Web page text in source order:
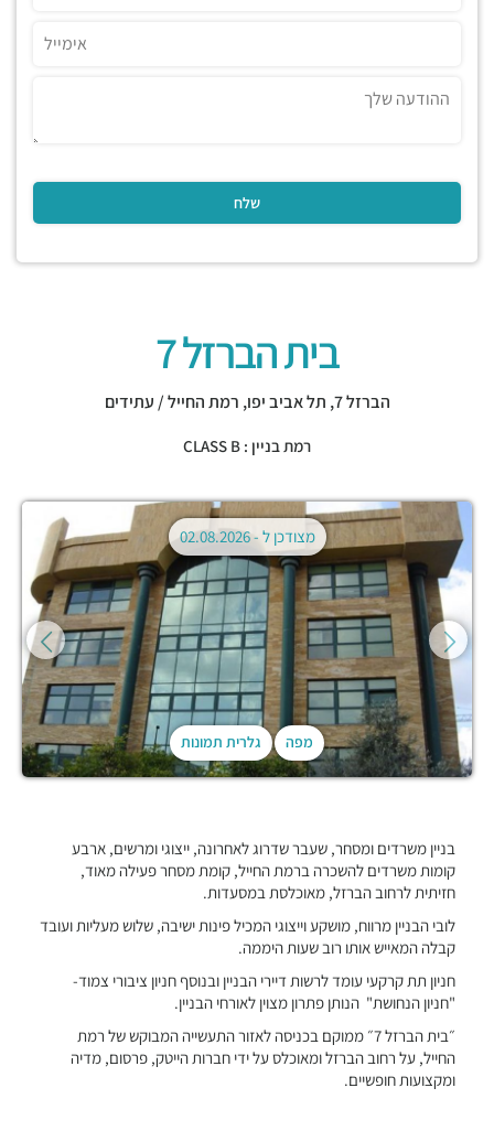
בית הברזל 7
הברזל 7, תל אביב יפו, רמת החייל / עתידים
רמת בניין : CLASS B
מפה גלרית תמונות
מצודכן ל -02.08.2026
בניין משרדים ומסחר, שעבר שדרוג לאחרונה, ייצוגי ומרשים, ארבע
קומות משרדים להשכרה ברמת החייל, קומת מסחר פעילה מאוד,
חזיתית לרחוב הברזל, מאוכלסת במסעדות.
לובי הבניין מרווח, מושקע וייצוגי המכיל פינות ישיבה, שלוש מעליות ועובד
קבלה המאייש אותו רוב שעות היממה.
חניון תת קרקעי עומד לרשות דיירי הבניין ובנוסף חניון ציבורי צמוד-
"חניון הנחושת" הנותן פתרון מצוין לאורחי הבניין.
״בית הברזל 7״ ממוקם בכניסה לאזור התעשייה המבוקש של רמת
החייל, על רחוב הברזל ומאוכלס על ידי חברות הייטק, פרסום, מדיה
ומקצועות חופשיים.